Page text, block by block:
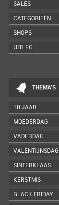
SALES
CATEGORIEËN
SHOPS
UITLEG
THEMA'S
10 JAAR
MOEDERDAG
VADERDAG
VALENTIJNSDAG
SINTERKLAAS
KERSTMIS
BLACK FRIDAY